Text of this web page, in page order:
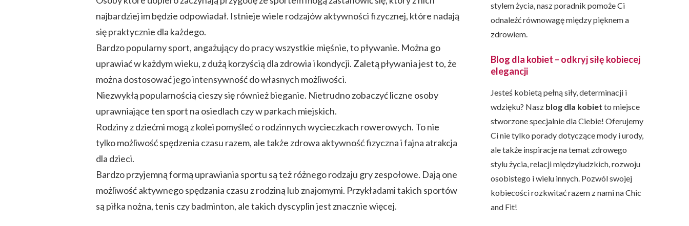
najbardziej im będzie odpowiadał. Istnieje wiele rodzajów aktywności fizycznej, które nadają
się praktycznie dla każdego.
Bardzo popularny sport, angażujący do pracy wszystkie mięśnie, to pływanie. Można go
uprawiać w każdym wieku, z dużą korzyścią dla zdrowia i kondycji. Zaletą pływania jest to, że
można dostosować jego intensywność do własnych możliwości.
Niezwykłą popularnością cieszy się również bieganie. Nietrudno zobaczyć liczne osoby
uprawniające ten sport na osiedlach czy w parkach miejskich.
Rodziny z dziećmi mogą z kolei pomyśleć o rodzinnych wycieczkach rowerowych. To nie
tylko możliwość spędzenia czasu razem, ale także zdrowa aktywność fizyczna i fajna atrakcja
dla dzieci.
Bardzo przyjemną formą uprawiania sportu są też różnego rodzaju gry zespołowe. Dają one
możliwość aktywnego spędzania czasu z rodziną lub znajomymi. Przykładami takich sportów
są piłka nożna, tenis czy badminton, ale takich dyscyplin jest znacznie więcej.
stylem życia, nasz poradnik pomoże Ci
odnaleźć równowagę między pięknem a
zdrowiem.
Blog dla kobiet – odkryj siłę kobiecej
elegancji
Jesteś kobietą pełną siły, determinacji i
wdzięku? Nasz blog dla kobiet to miejsce
stworzone specjalnie dla Ciebie! Oferujemy
Ci nie tylko porady dotyczące mody i urody,
ale także inspiracje na temat zdrowego
stylu życia, relacji międzyludzkich, rozwoju
osobistego i wielu innych. Pozwól swojej
kobiecości rozkwitać razem z nami na Chic
and Fit!